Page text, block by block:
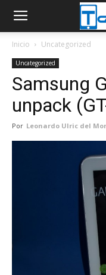
Inicio Uncategorized
Uncategorized
Samsung
unpack
Por Leonardo Ulric del